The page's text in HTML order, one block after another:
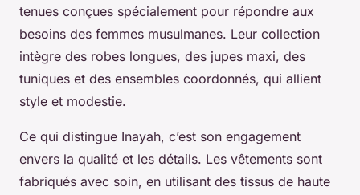
tenues conçues spécialement pour répondre aux
besoins des femmes musulmanes. Leur collection
intègre des robes longues, des jupes maxi, des
tuniques et des ensembles coordonnés, qui allient
style et modestie.
Ce qui distingue Inayah, c’est son engagement
envers la qualité et les détails. Les vêtements sont
fabriqués avec soin, en utilisant des tissus de haute